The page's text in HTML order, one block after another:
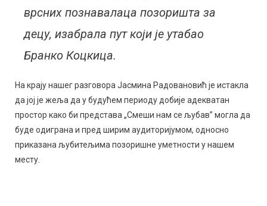
врсних познавалаца позоришта за
децу, изабрала пут који је утабао
Бранко Коцкица.
На крају нашег разговора Јасмина Радовановић је истакла
да јој је жеља да у будућем периоду добије адекватан
простор како би представа „Смеши нам се љубав” могла да
буде одиграна и пред ширим аудиторијумом, односно
приказана љубитељима позоришне уметности у нашем
месту.